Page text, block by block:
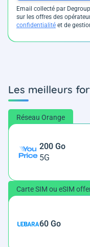
Email collecté par
sur les offres des
confidentialité et de
Les meilleurs
Réseau Orange
200 Go
5G
Carte SIM ou eSIM
60 Go